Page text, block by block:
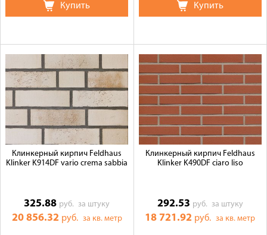
Купить Купить
Клинкерный кирпич Feldhaus
Klinker K914DF vario crema sabbia
325.88 руб.за штуку
20 856.32 руб. за кв. метр
Клинкерный кирпич Feldhaus
Klinker K490DF ciaro liso
292.53 руб. за штуку
18 721.92 руб.за кв. метр